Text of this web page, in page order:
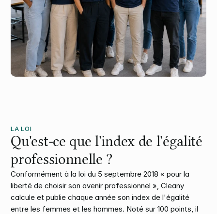
LA LOI
Qu'est-ce que l'index de l'égalité
professionnelle ?
Conformément à la loi du 5 septembre 2018 « pour la
liberté de choisir son avenir professionnel », Cleany
calcule et publie chaque année son index de l'égalité
entre les femmes et les hommes. Noté sur 100 points, il